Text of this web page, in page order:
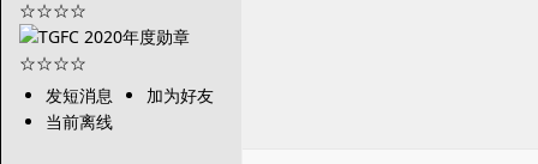
发短消息
加为好友
当前离线